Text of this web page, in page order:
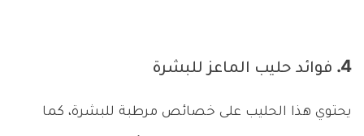
4. فوائد حليب الماعز للبشرة
يحتوي هذا الحليب على خصائص مرطبة للبشرة، كما